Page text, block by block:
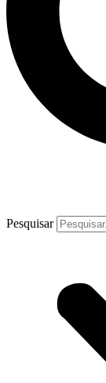
Pesquisar